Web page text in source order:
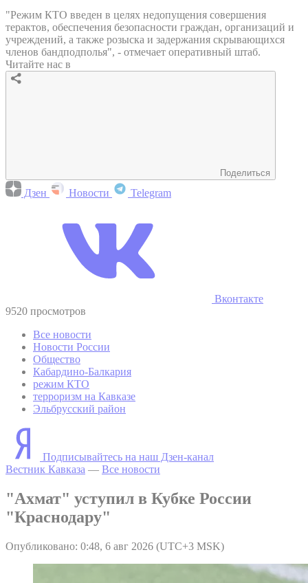
"Режим КТО введен в целях недопущения совершения
терактов, обеспечения безопасности граждан, организаций и
учреждений, а также розыска и задержания скрывающихся
членов бандподполья", - отмечает оперативный штаб.
Читайте нас в
Поделиться
Дзен Новости Telegram
Вконтакте
9520 просмотров
Все новости
Новости России
Общество
Кабардино-Балкария
режим КТО
терроризм на Кавказе
Эльбрусский район
Подписывайтесь на наш Дзен-канал
Вестник Кавказа — Все новости
"Ахмат" уступил в Кубке России
"Краснодару"
Опубликовано: 0:48, 6 авг 2026 (UTC+3 MSK)